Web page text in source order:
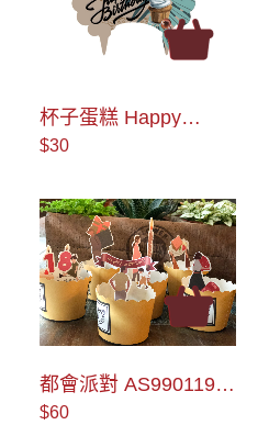
杯子蛋糕 Happy
Birthday AS990094 蛋
$30
都會派對 AS990119
綜合蛋糕插牌
$60